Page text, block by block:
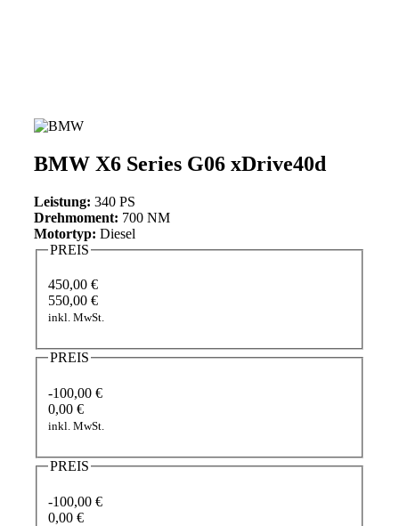
BMW X6 Series G06 xDrive40d
Leistung: 340 PS
Drehmoment: 700 NM
Motortyp: Diesel
PREIS
450,00 €
550,00 €
inkl. MwSt.
PREIS
-100,00 €
0,00 €
inkl. MwSt.
PREIS
-100,00 €
0,00 €